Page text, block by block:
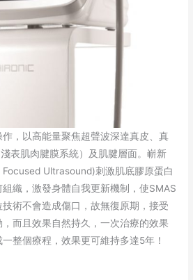
，以高能量聚焦超聲波深達真皮、真
表肌肉腱膜系統）及肌腱層面。嶄新
Ultrasound)刺激肌底膠原蛋白
織，激發身體自我更新機制，使SMAS
術不會造成傷口，故無復原期，接受
而且效果自然持久，一次治療的效果
整個療程，效果更可維持多達5年！